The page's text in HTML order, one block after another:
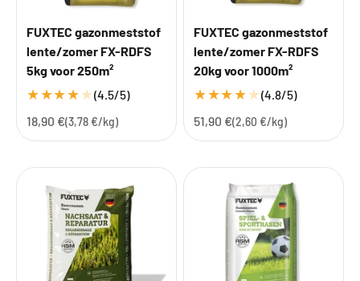
FUXTEC gazonmeststof
lente/zomer FX-RDFS
5kg voor 250m²
★★★★★(4.5/5)
Aanbiedingsprijs
18,90 €(3,78 €/kg)
FUXTEC gazonmeststof
lente/zomer FX-RDFS
20kg voor 1000m²
★★★★★(4.8/5)
Aanbiedingsprijs
51,90 €(2,60 €/kg)